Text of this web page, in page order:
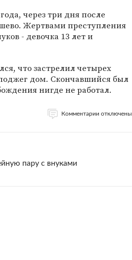
через три дня после
Жертвами преступления
- девочка 13 лет и
что застрелил четырех
дом. Скончавшийся был
нигде не работал.
Комментарии отключены
пару с внуками